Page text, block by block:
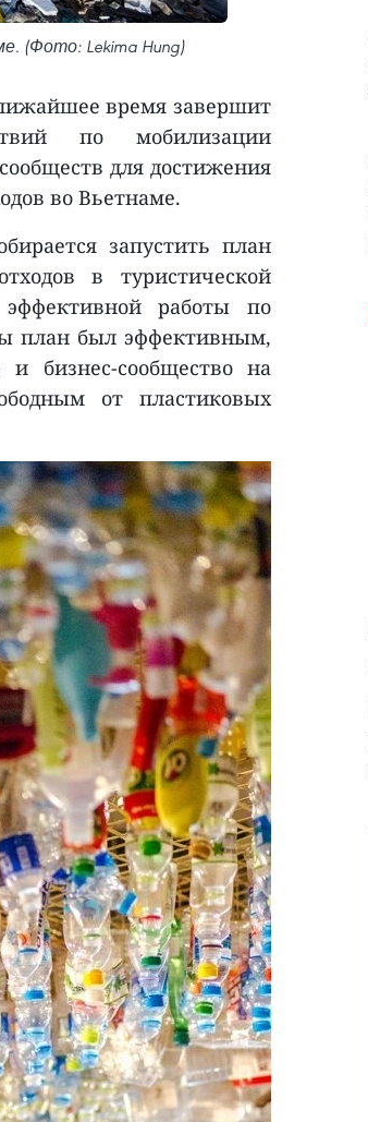
(Фото: Lekima Hung)
время завершит
по мобилизации
для достижения
во Вьетнаме.
запустить план
в туристической
работы по
план был эффективным,
бизнес-сообщество на
от пластиковых